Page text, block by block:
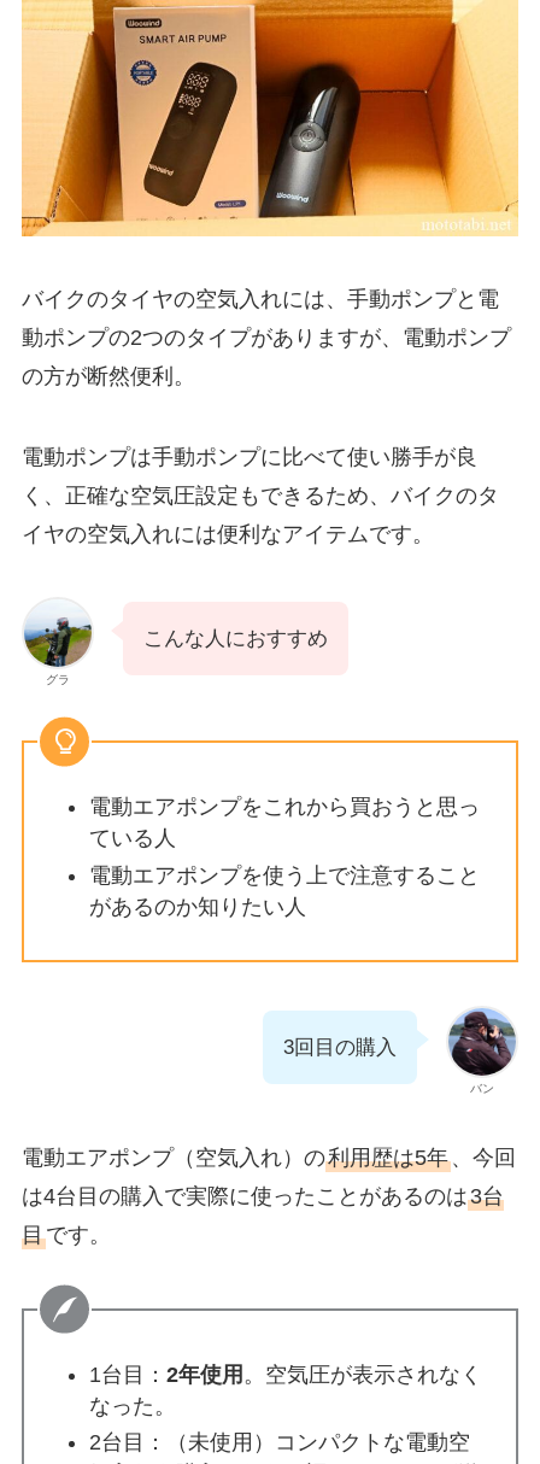
バイクのタイヤの空気入れには、手動ポンプと電
動ポンプの2つのタイプがありますが、電動ポンプ
の方が断然便利。
電動ポンプは手動ポンプに比べて使い勝手が良
く、正確な空気圧設定もできるため、バイクのタ
イヤの空気入れには便利なアイテムです。
グラ
こんな人におすすめ
電動エアポンプをこれから買おうと思っ
ている人
電動エアポンプを使う上で注意すること
があるのか知りたい人
バン
3回目の購入
電動エアポンプ（空気入れ）の利用歴は5年、今回
は4台目の購入で実際に使ったことがあるのは3台
目です。
1台目： 2年使用 。空気圧が表示されなく
なった。
2台目：（未使用）コンパクトな電動空